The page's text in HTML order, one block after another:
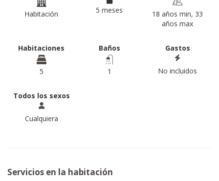
Habitación 5 meses
18 años min, 33
años max
Habitaciones
5
Baños
1
Gastos
No incluidos
Todos los sexos
Cualquiera
Servicios en la habitación